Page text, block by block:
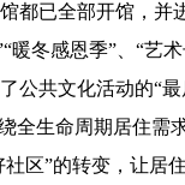
都已全部开馆，并
暖冬感恩季”、“
公共文化活动的“
全生命周期居住需
社区”的转变，让居